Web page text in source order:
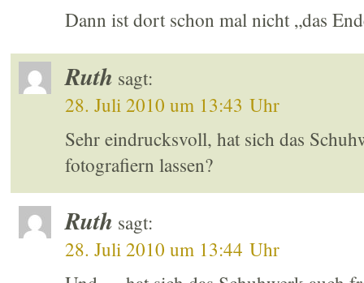
Dann ist dort schon mal nicht „das
Ruth sagt:
28. Juli 2010 um 13:43 Uhr
Sehr eindrucksvoll, hat sich das
fotografiern lassen?
Ruth sagt:
28. Juli 2010 um 13:44 Uhr